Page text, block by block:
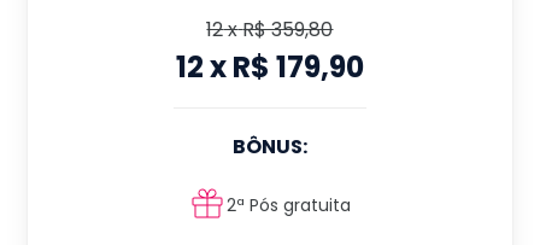
12xR$ 359,80
12xR$ 179,90
BÔNUS:
2ª Pós gratuita